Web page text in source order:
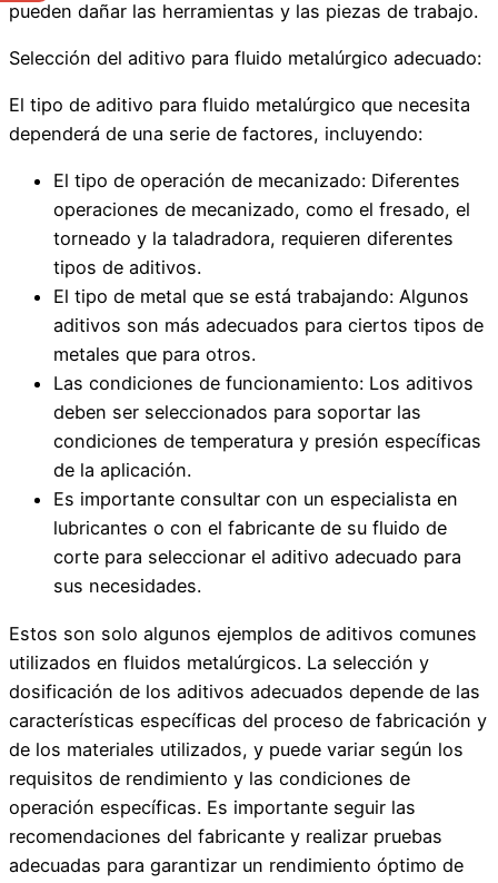
pueden dañar las herramientas y las piezas de trabajo.
Selección del aditivo para fluido metalúrgico adecuado:
El tipo de aditivo para fluido metalúrgico que necesita
dependerá de una serie de factores, incluyendo:
El tipo de operación de mecanizado: Diferentes
operaciones de mecanizado, como el fresado, el
torneado y la taladradora, requieren diferentes
tipos de aditivos.
El tipo de metal que se está trabajando: Algunos
aditivos son más adecuados para ciertos tipos de
metales que para otros.
Las condiciones de funcionamiento: Los aditivos
deben ser seleccionados para soportar las
condiciones de temperatura y presión específicas
de la aplicación.
Es importante consultar con un especialista en
lubricantes o con el fabricante de su fluido de
corte para seleccionar el aditivo adecuado para
sus necesidades.
Estos son solo algunos ejemplos de aditivos comunes
utilizados en fluidos metalúrgicos. La selección y
dosificación de los aditivos adecuados depende de las
características específicas del proceso de fabricación y
de los materiales utilizados, y puede variar según los
requisitos de rendimiento y las condiciones de
operación específicas. Es importante seguir las
recomendaciones del fabricante y realizar pruebas
adecuadas para garantizar un rendimiento óptimo de